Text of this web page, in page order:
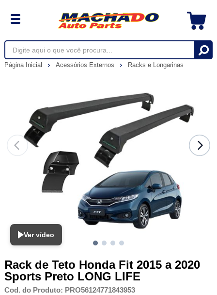
Página Inicial Acessórios Externos Racks e Longarinas
Ver vídeo
Rack de Teto Honda Fit 2015 a 2020
Sports Preto LONG LIFE
Cod. do Produto: PRO56124771843953